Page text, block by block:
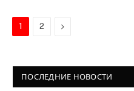
1 2 Next
ПОСЛЕДНИЕ НОВОСТИ